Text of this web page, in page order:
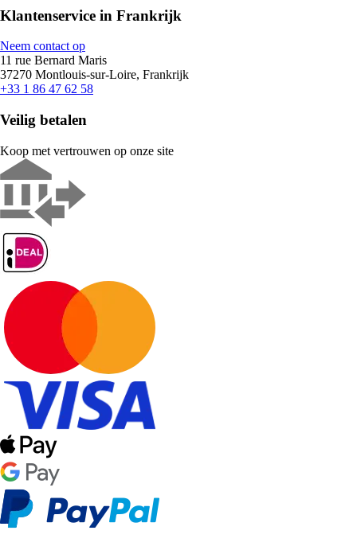
Klantenservice in Frankrijk
Neem contact op
11 rue Bernard Maris
37270 Montlouis-sur-Loire, Frankrijk
+33 1 86 47 62 58
Veilig betalen
Koop met vertrouwen op onze site